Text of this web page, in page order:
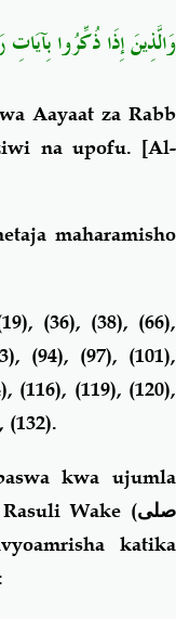
وَالَّذِينَ إِذَا ذُكِّرُوا بِآيَاتِ
Aayaat za Rabb
na upofu. [Al-
maharamisho
(36), (38), (66),
(94), (97), (101),
(116), (119), (120),
(132).
kwa ujumla
Wake (صلى
katika